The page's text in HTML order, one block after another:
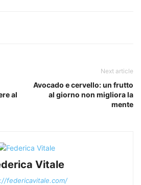
al
Next article
Avocado e cervello: un frutto
al giorno non migliora la
mente
Vitale
federicavitale.com/